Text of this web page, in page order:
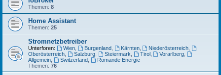
Themen: 8
Home Assistant
Themen: 25
Stromnetzbetreiber
Unterforen: Wien, Burgenland, Kärnten, Niederösterreich
Oberösterreich
Salzburg, Steiermark Tirol, Vorarlberg
Allgemein
Switzerland,
Romande Energie
Themen: 76